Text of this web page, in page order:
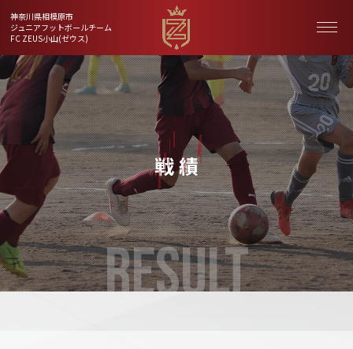
神奈川県相模原市
ジュニアフットボールチーム
FC ZEUS小山(ゼウス)
戦 績
RESULT